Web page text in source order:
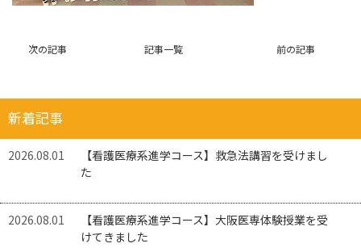
次の記事 記事一覧 前の記事
新着記事
2026.08.01
【看護医療系進学コース】救急法講習を受けまし
た
2026.08.01
【看護医療系進学コース】大阪医専体験授業を受
けてきました